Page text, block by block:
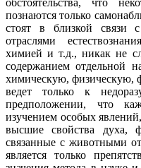
познаются только
стоят в близкой связи
отраслями
химией и т.д., никак не
содержанием отдельной
химическую, физическую,
ведет только к
предположении, что
изучением особых
высшие свойства духа,
связанные с животными
является только